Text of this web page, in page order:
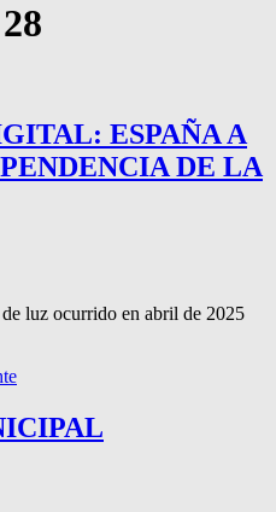
ESPAÑA A
DE LA
luz ocurrido en abril de 2025